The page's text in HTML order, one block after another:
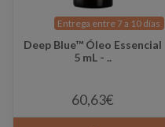
Entrega entre 7 a 10 días
Deep Blue™ Óleo Essencial
5 mL - ..
60,63€